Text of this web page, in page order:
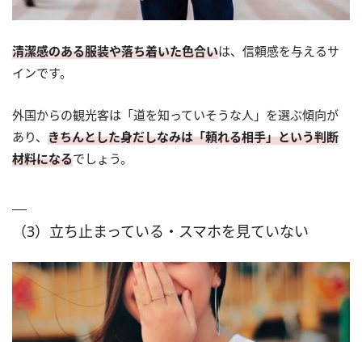
清潔感のある服装や落ち着いた色合いは、信頼感を与えるサ
インです。
外国からの観光客は「道を知っていそうな人」を選ぶ傾向が
あり、 きちんとした身だしなみは「頼れる相手」という判断
材料になるでしょう。
（3）立ち止まっている・スマホを見ていない